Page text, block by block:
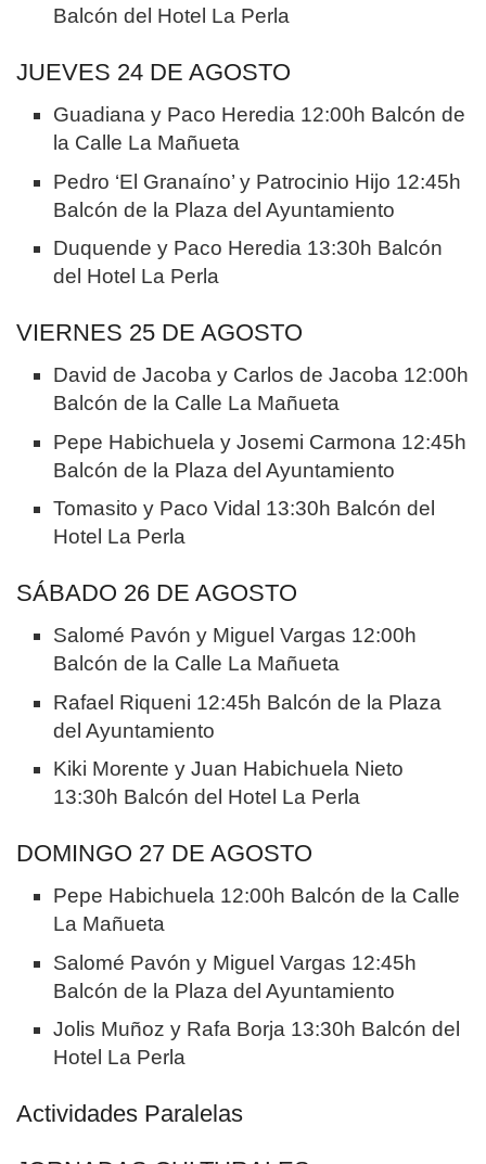
Balcón del Hotel La Perla
JUEVES 24 DE AGOSTO
Guadiana y Paco Heredia 12:00h Balcón de
la Calle La Mañueta
Pedro ‘El Granaíno’ y Patrocinio Hijo 12:45h
Balcón de la Plaza del Ayuntamiento
Duquende y Paco Heredia 13:30h Balcón
del Hotel La Perla
VIERNES 25 DE AGOSTO
David de Jacoba y Carlos de Jacoba 12:00h
Balcón de la Calle La Mañueta
Pepe Habichuela y Josemi Carmona 12:45h
Balcón de la Plaza del Ayuntamiento
Tomasito y Paco Vidal 13:30h Balcón del
Hotel La Perla
SÁBADO 26 DE AGOSTO
Salomé Pavón y Miguel Vargas 12:00h
Balcón de la Calle La Mañueta
Rafael Riqueni 12:45h Balcón de la Plaza
del Ayuntamiento
Kiki Morente y Juan Habichuela Nieto
13:30h Balcón del Hotel La Perla
DOMINGO 27 DE AGOSTO
Pepe Habichuela 12:00h Balcón de la Calle
La Mañueta
Salomé Pavón y Miguel Vargas 12:45h
Balcón de la Plaza del Ayuntamiento
Jolis Muñoz y Rafa Borja 13:30h Balcón del
Hotel La Perla
Actividades Paralelas